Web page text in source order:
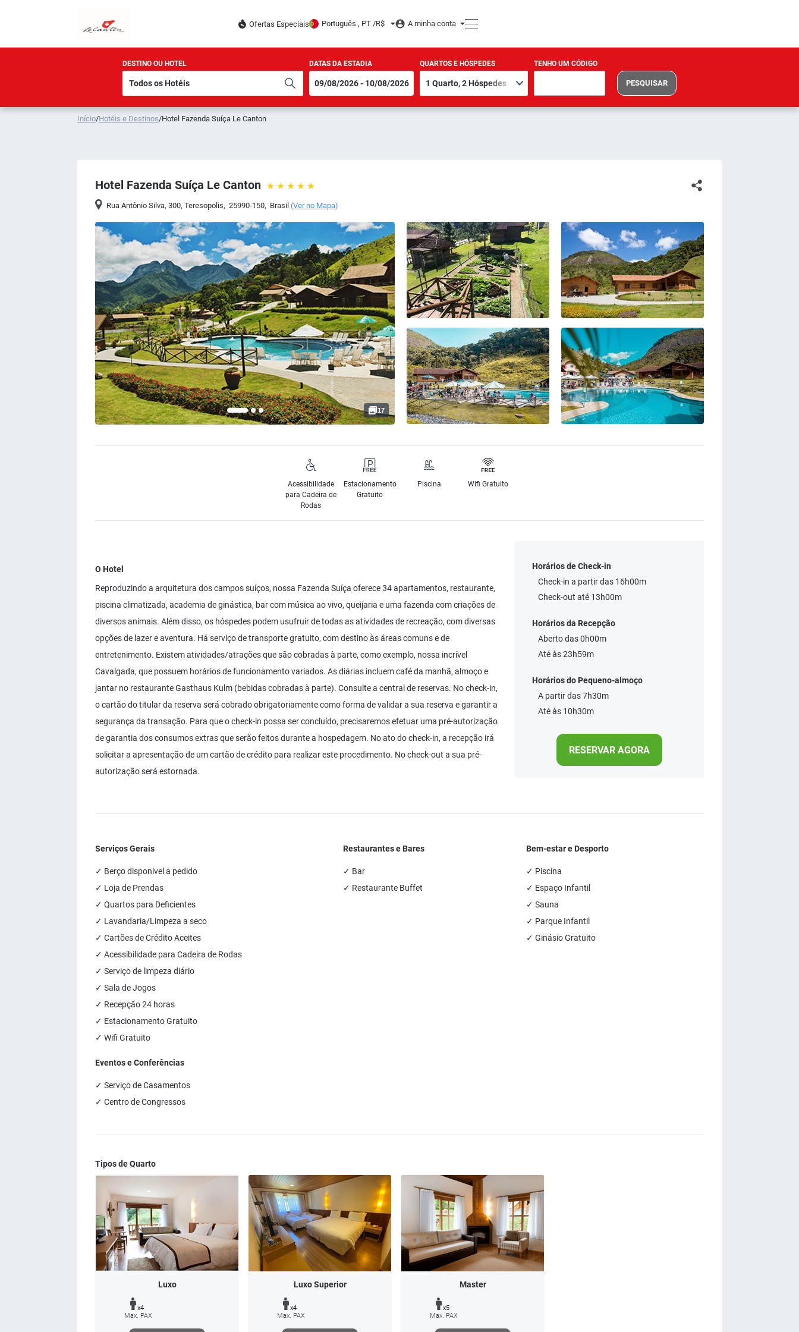
Ofertas Especiais Português , PT /R$ A minha conta
DESTINO OU HOTEL DATAS DA ESTADIA QUARTOS E HÓSPEDES TENHO UM CÓDIGO
PESQUISAR
Início/Hotéis e Destinos/Hotel Fazenda Suíça Le Canton
Hotel Fazenda Suíça Le Canton
Rua Antônio Silva, 300,Teresopolis, 25990-150, Brasil (Ver no Mapa)
17
Acessibilidade
para Cadeira de
Rodas
Estacionamento
Gratuito
Piscina Wifi Gratuito
O Hotel
Reproduzindo a arquitetura dos campos suíços, nossa Fazenda Suíça oferece 34 apartamentos, restaurante,
piscina climatizada, academia de ginástica, bar com música ao vivo, queijaria e uma fazenda com criações de
diversos animais. Além disso, os hóspedes podem usufruir de todas as atividades de recreação, com diversas
opções de lazer e aventura. Há serviço de transporte gratuito, com destino às áreas comuns e de
entretenimento. Existem atividades/atrações que são cobradas à parte, como exemplo, nossa incrível
Cavalgada, que possuem horários de funcionamento variados. As diárias incluem café da manhã, almoço e
jantar no restaurante Gasthaus Kulm (bebidas cobradas à parte). Consulte a central de reservas. No check-in,
o cartão do titular da reserva será cobrado obrigatoriamente como forma de validar a sua reserva e garantir a
segurança da transação. Para que o check-in possa ser concluído, precisaremos efetuar uma pré-autorização
de garantia dos consumos extras que serão feitos durante a hospedagem. No ato do check-in, a recepção irá
solicitar a apresentação de um cartão de crédito para realizar este procedimento. No check-out a sua pré-
autorização será estornada.
Horários de Check-in
Check-in a partir das 16h00m
Check-out até 13h00m
Horários da Recepção
Aberto das 0h00m
Até às 23h59m
Horários do Pequeno-almoço
A partir das 7h30m
Até às 10h30m
RESERVAR AGORA
Serviços Gerais
✓ Berço disponivel a pedido
✓ Loja de Prendas
✓ Quartos para Deficientes
✓ Lavandaria/Limpeza a seco
✓ Cartões de Crédito Aceites
✓ Acessibilidade para Cadeira de Rodas
✓ Serviço de limpeza diário
✓ Sala de Jogos
✓ Recepção 24 horas
✓ Estacionamento Gratuito
✓ Wifi Gratuito
Restaurantes e Bares
✓ Bar
✓ Restaurante Buffet
Bem-estar e Desporto
✓ Piscina
✓ Espaço Infantil
✓ Sauna
✓ Parque Infantil
✓ Ginásio Gratuito
Eventos e Conferências
✓ Serviço de Casamentos
✓ Centro de Congressos
Tipos de Quarto
Luxo
x4
Max. PAX
Luxo Superior
x4
Max. PAX
Master
x5
Max. PAX